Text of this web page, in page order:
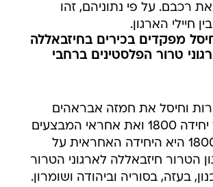
רכבם. על פי נתוניהם, זהו
חיילי הארגון.
מפקדים בכירים בחיזבאללה
טרור הפלסטינים ברחבי
וחיסל את חמזה אבראהים
רכין, סגן מפקד יחידה 1800 ואת אחראי המבצעים
ביחידה. יחידה 1800 היא היחידה האחראית על
הטרור חיזבאללה לארגוני הטרור
בעזה, בסוריה וביהודה ושומרון.